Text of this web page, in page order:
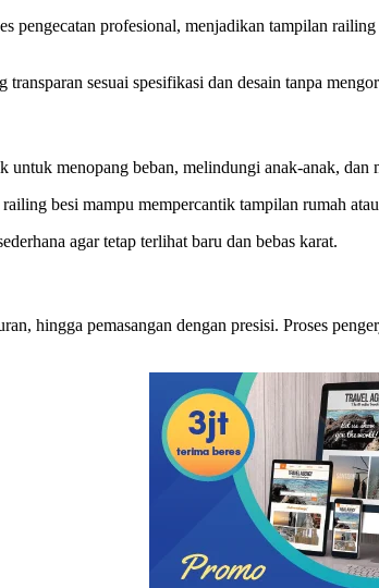
pengecatan profesional, menjadikan tampilan
sesuai spesifikasi dan desain tanpa
menopang beban, melindungi anak-anak, dan
besi mampu mempercantik tampilan rumah
agar tetap terlihat baru dan bebas karat.
hingga pemasangan dengan presisi. Proses